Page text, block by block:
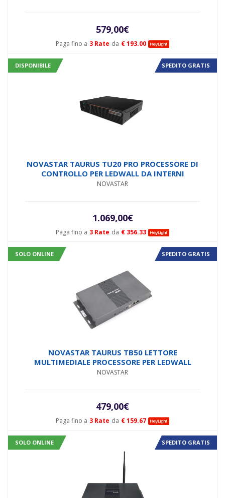
Paga fino a 3 Rate da € 193.00
579,00€
DISPONIBILE SPEDITO GRATIS
Paga fino a 3 Rate da € 356.33
NOVASTAR TAURUS TU20 PRO PROCESSORE DI
CONTROLLO PER LEDWALL DA INTERNI
NOVASTAR
1.069,00€
SOLO ONLINE SPEDITO GRATIS
Paga fino a 3 Rate da € 159.67
NOVASTAR TAURUS TB50 LETTORE
MULTIMEDIALE PROCESSORE PER LEDWALL
NOVASTAR
479,00€
SOLO ONLINE SPEDITO GRATIS